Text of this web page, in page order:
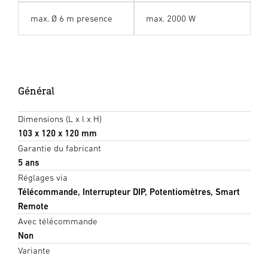
max. Ø 6 m presence max. 2000 W
Général
Dimensions (L x l x H)
103 x 120 x 120 mm
Garantie du fabricant
5 ans
Réglages via
Télécommande, Interrupteur DIP, Potentiomètres, Smart
Remote
Avec télécommande
Non
Variante